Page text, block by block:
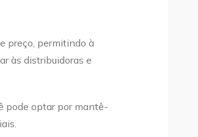
preço, permitindo à
às distribuidoras e
pode optar por mantê-